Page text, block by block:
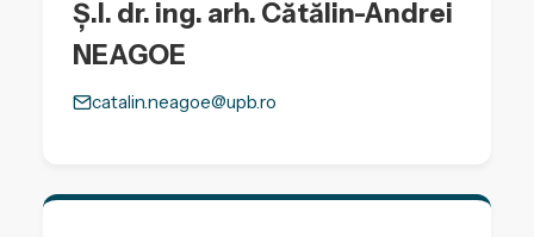
Ș.l. dr. ing. arh. Cătălin-Andrei
NEAGOE
catalin.neagoe@upb.ro